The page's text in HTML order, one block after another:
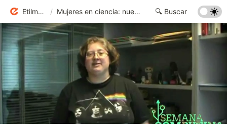
Etilmercurio / Mujeres en ciencia: nuestra deuda con los talentos olvidados